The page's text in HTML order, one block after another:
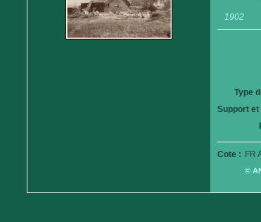
1902
Type
Support
Cote : FR
©